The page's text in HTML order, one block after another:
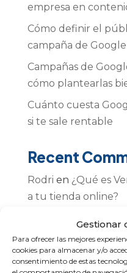
Gestionar
Para ofrecer las mejores
cookies para almacenar y/o
consentimiento de estas
empresa en
Cómo definir el
campaña de
Campañas de
cómo plantearlas
Cuánto cuesta
si te sale rentable
Recent
Rodri en ¿Qué es
a tu tienda online?
Gestor de Tareas
criterio: cómo
digitales en